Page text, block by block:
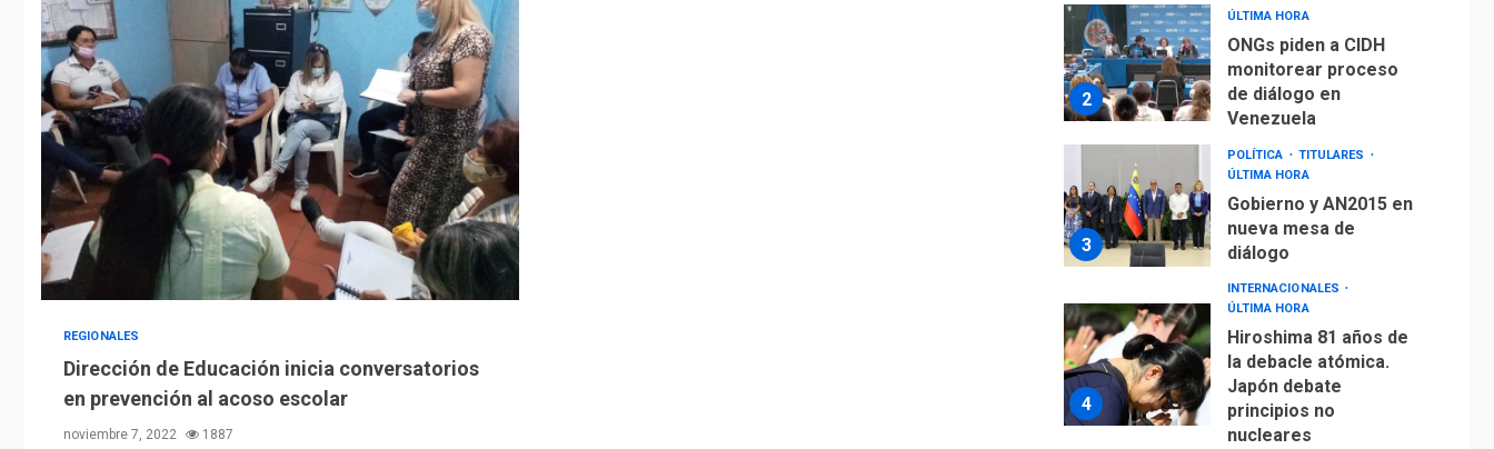
REGIONALES
Dirección de Educación inicia conversatorios
en prevención al acoso escolar
noviembre 7, 2022 1887
2
ÚLTIMA HORA
ONGs piden a CIDH
monitorear proceso
de diálogo en
Venezuela
3
POLÍTICA
TITULARES
ÚLTIMA HORA
Gobierno y AN2015 en
nueva mesa de
diálogo
4
INTERNACIONALES
ÚLTIMA HORA
Hiroshima 81 años de
la debacle atómica.
Japón debate
principios no
nucleares